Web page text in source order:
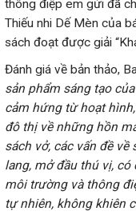
thông điệp em gửi đã
Thiếu nhi Dế Mèn của
sách đoạt được giải
Đánh giá về bản thảo,
sản phẩm sáng tạo
cảm hứng từ hoạt
đô thị về những hồn
sách vở, các vấn đề
lang, mở đầu thú vị, có
môi trường và thông
tự nhiên, không khiên